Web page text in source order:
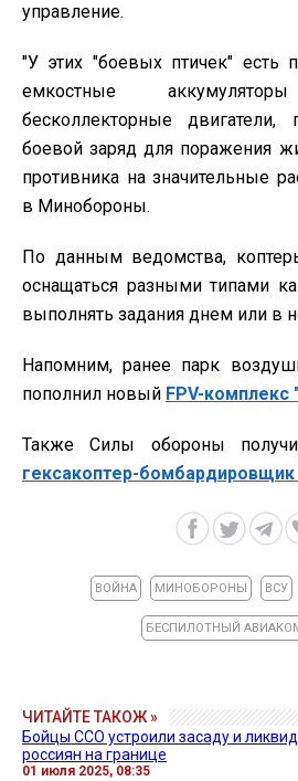
управление.
"У этих "боевых птичек" есть
емкостные
бесколлекторные двигатели,
боевой заряд для поражения
противника на значительные
в Минобороны.
По данным ведомства,
оснащаться разными типами
выполнять задания днем или в
Напомним, ранее парк
пополнил новый FPV-
Также Силы обороны
гексакоптер-
ВОЙНА МИНОБОРОНЫ ВСУ
БЕСПИЛОТНЫЙ
ЧИТАЙТЕ ТАКОЖ »
Бойцы ССО устроили засаду и
россиян на границе
01 июля 2025, 08:35